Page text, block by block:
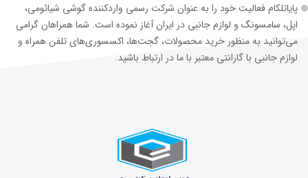
پایاتلکام فعالیت خود را به عنوان شرکت رسمی وارد‌کننده گوشی شیائومی،
اپل، سامسونگ و لوازم جانبی در ایران آغاز نموده است. شما همراهان گرامی
می‌توانید به منظور خرید محصولات، گجت‌ها، اکسسوری‌های تلفن همراه و
لوازم جانبی با گارانتی معتبر با ما در ارتباط باشید.